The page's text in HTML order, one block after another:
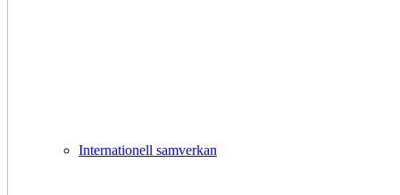
Internationell samverkan